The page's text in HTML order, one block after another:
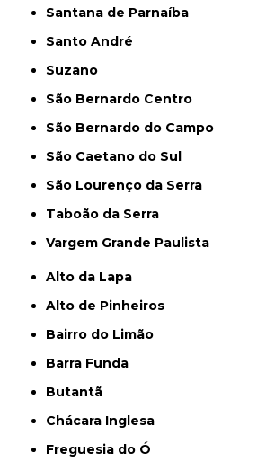
Santana de Parnaíba
Santo André
Suzano
São Bernardo Centro
São Bernardo do Campo
São Caetano do Sul
São Lourenço da Serra
Taboão da Serra
Vargem Grande Paulista
Alto da Lapa
Alto de Pinheiros
Bairro do Limão
Barra Funda
Butantã
Chácara Inglesa
Freguesia do Ó